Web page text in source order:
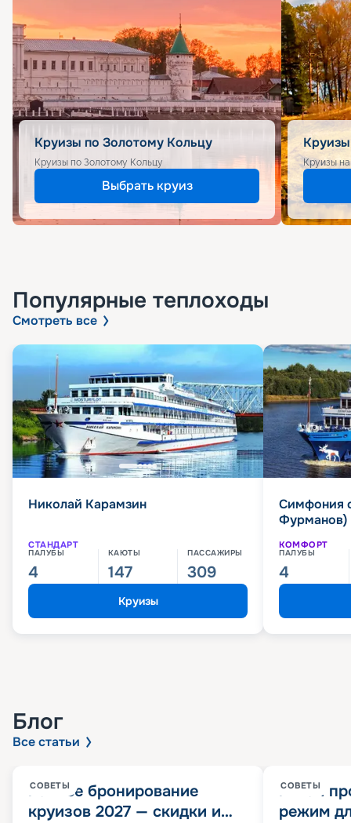
Круизы по Золотому Кольцу
Круизы по Золотому Кольцу
Выбрать круиз
Круизы
Популярные теплоходы
Смотреть все
Николай Карамзин
СТАНДАРТ
ПАЛУБЫ
4
КАЮТЫ
147
ПАССАЖИРЫ
309
Круизы
Симфония
Фурманов)
КОМФОРТ
ПАЛУБЫ
4
Блог
Все статьи
СОВЕТЫ
Раннее бронирование
круизов 2027 — скидки и
СОВЕТЫ
Китай
режим